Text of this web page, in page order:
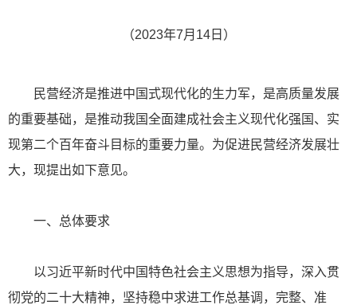
（2023年7月14日）
民营经济是推进中国式现代化的生力军，是高质量发展
的重要基础，是推动我国全面建成社会主义现代化强国、实
现第二个百年奋斗目标的重要力量。为促进民营经济发展壮
大，现提出如下意见。
一、总体要求
以习近平新时代中国特色社会主义思想为指导，深入贯
彻党的二十大精神，坚持稳中求进工作总基调，完整、准